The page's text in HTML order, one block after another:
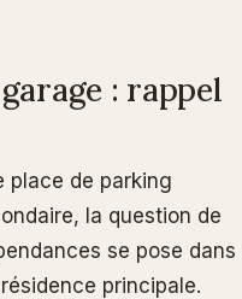
: rappel
place de parking
la question de
se pose dans
principale.